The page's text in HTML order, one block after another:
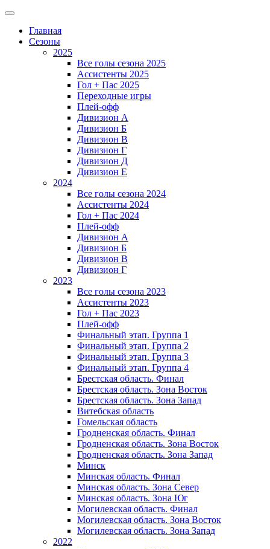
Главная
Сезоны
2025
Все голы сезона 2025
Ассистенты 2025
Гол + Пас 2025
Переходные игры
Плей-офф
Дивизион A
Дивизион Б
Дивизион В
Дивизион Г
Дивизион Д
Дивизион Е
2024
Все голы сезона 2024
Ассистенты 2024
Гол + Пас 2024
Плей-офф
Дивизион A
Дивизион Б
Дивизион В
Дивизион Г
2023
Все голы сезона 2023
Ассистенты 2023
Гол + Пас 2023
Плей-офф
Финальный этап. Группа 1
Финальный этап. Группа 2
Финальный этап. Группа 3
Финальный этап. Группа 4
Брестская область. Финал
Брестская область. Зона Восток
Брестская область. Зона Запад
Витебская область
Гомельская область
Гродненская область. Финал
Гродненская область. Зона Восток
Гродненская область. Зона Запад
Минск
Минская область. Финал
Минская область. Зона Север
Минская область. Зона Юг
Могилевская область. Финал
Могилевская область. Зона Восток
Могилевская область. Зона Запад
2022